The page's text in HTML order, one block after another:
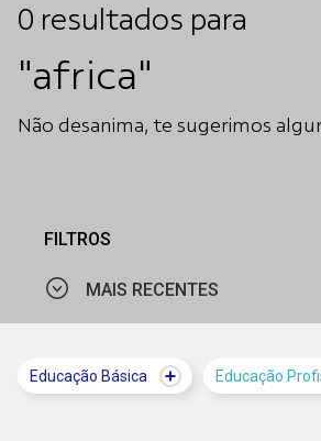
0 resultados para
"africa"
Não desanima, te sugerimos
FILTROS
MAIS RECENTES
Educação Básica Educação